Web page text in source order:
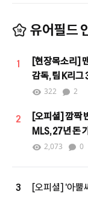
유어필드
1
[현장목소리]
감독, 팀 K리그
할지라도 결과
322 2
2
[오피셜] 깜짝
MLS, 27년 돈
버그 차기 커미
2,073 0
3
[오피셜] '아뿔